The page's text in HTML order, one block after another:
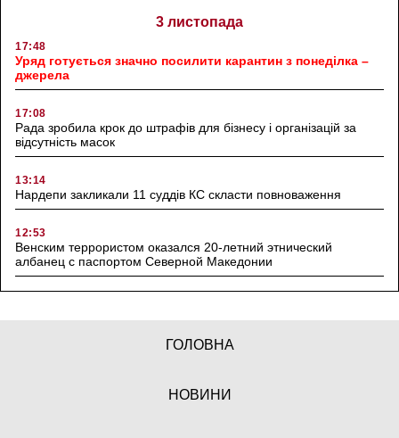
3 листопада
17:48
Уряд готується значно посилити карантин з понеділка –
джерела
17:08
Рада зробила крок до штрафів для бізнесу і організацій за
відсутність масок
13:14
Нардепи закликали 11 суддів КС скласти повноваження
12:53
Венским террористом оказался 20-летний этнический
албанец с паспортом Северной Македонии
ГОЛОВНА
НОВИНИ